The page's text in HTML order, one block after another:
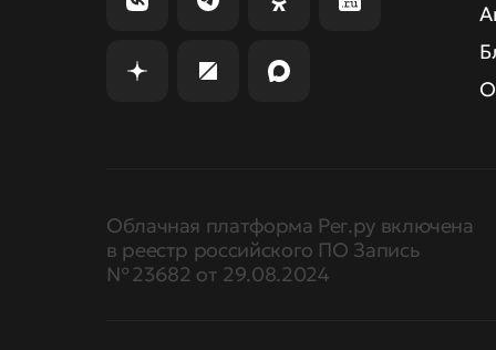
Облачная платформа Рег.ру включена
в реестр российского ПО Запись
№ 23682 от 29.08.2024